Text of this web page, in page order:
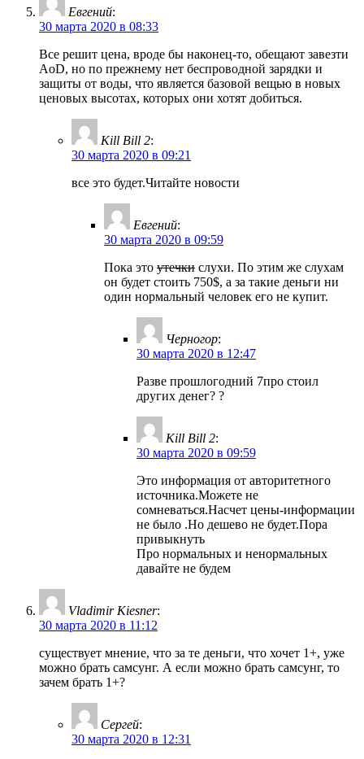
Евгений:
30 марта 2020 в 08:33
Все решит цена, вроде бы наконец-то, обещают завезти
AoD, но по прежнему нет беспроводной зарядки и
защиты от воды, что является базовой вещью в новых
ценовых высотах, которых они хотят добиться.
Kill Bill 2:
30 марта 2020 в 09:21
все это будет.Читайте новости
Евгений:
30 марта 2020 в 09:59
Пока это утечки слухи. По этим же слухам
он будет стоить 750$, а за такие деньги ни
один нормальный человек его не купит.
Черногор:
30 марта 2020 в 12:47
Разве прошлогодний 7про стоил
других денег? ?
Kill Bill 2:
30 марта 2020 в 09:59
Это информация от авторитетного
источника.Можете не
сомневаться.Насчет цены-информации
не было .Но дешево не будет.Пора
привыкнуть
Про нормальных и ненормальных
давайте не будем
Vladimir Kiesner:
30 марта 2020 в 11:12
существует мнение, что за те деньги, что хочет 1+, уже
можно брать самсунг. А если можно брать самсунг, то
зачем брать 1+?
Сергей:
30 марта 2020 в 12:31